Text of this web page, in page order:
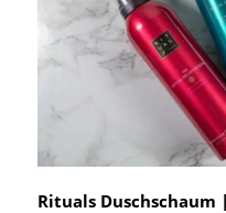
Rituals Duschschaum |